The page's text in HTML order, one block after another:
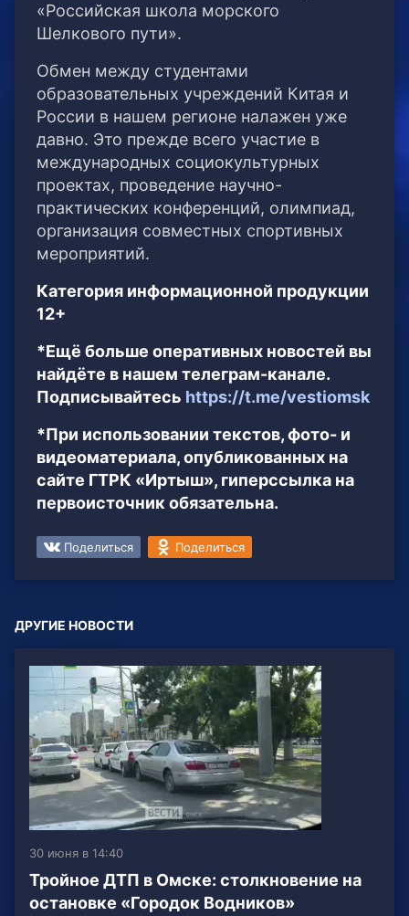
«Российская школа морского
Шелкового пути».
Обмен между студентами
образовательных учреждений Китая и
России в нашем регионе налажен уже
давно. Это прежде всего участие в
международных социокультурных
проектах, проведение научно-
практических конференций, олимпиад,
организация совместных спортивных
мероприятий.
Категория информационной продукции
12+
*Ещё больше оперативных новостей вы
найдёте в нашем телеграм-канале.
Подписывайтесь https://t.me/vestiomsk
*При использовании текстов, фото- и
видеоматериала, опубликованных на
сайте ГТРК «Иртыш», гиперссылка на
первоисточник обязательна.
Поделиться Поделиться
ДРУГИЕ НОВОСТИ
30 июня в 14:40
Тройное ДТП в Омске: столкновение на
остановке «Городок Водников»